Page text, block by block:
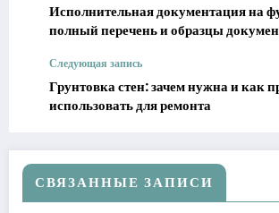
Исполнительная документация на
полный перечень и образцы
Следующая запись
Грунтовка стен: зачем нужна и как
использовать для ремонта
СВЯЗАННЫЕ ЗАПИСИ